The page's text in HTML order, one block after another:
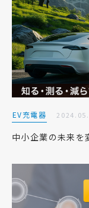
EV充電器
中小企業の未来を